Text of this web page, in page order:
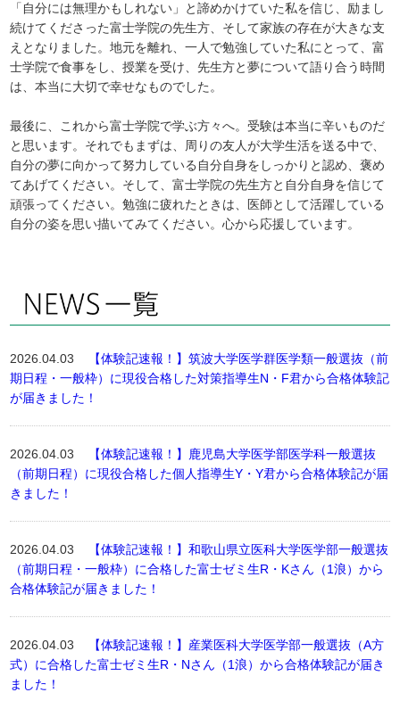
「自分には無理かもしれない」と諦めかけていた私を信じ、励まし
続けてくださった富士学院の先生方、そして家族の存在が大きな支
えとなりました。地元を離れ、一人で勉強していた私にとって、富
士学院で食事をし、授業を受け、先生方と夢について語り合う時間
は、本当に大切で幸せなものでした。
最後に、これから富士学院で学ぶ方々へ。受験は本当に辛いものだ
と思います。それでもまずは、周りの友人が大学生活を送る中で、
自分の夢に向かって努力している自分自身をしっかりと認め、褒め
てあげてください。そして、富士学院の先生方と自分自身を信じて
頑張ってください。勉強に疲れたときは、医師として活躍している
自分の姿を思い描いてみてください。心から応援しています。
2026.04.03
【体験記速報！】筑波大学医学群医学類一般選抜（前
期日程・一般枠）に現役合格した対策指導生N・F君から合格体験記
が届きました！
2026.04.03
【体験記速報！】鹿児島大学医学部医学科一般選抜
（前期日程）に現役合格した個人指導生Y・Y君から合格体験記が届
きました！
2026.04.03
【体験記速報！】和歌山県立医科大学医学部一般選抜
（前期日程・一般枠）に合格した富士ゼミ生R・Kさん（1浪）から
合格体験記が届きました！
2026.04.03
【体験記速報！】産業医科大学医学部一般選抜（A方
式）に合格した富士ゼミ生R・Nさん（1浪）から合格体験記が届き
ました！